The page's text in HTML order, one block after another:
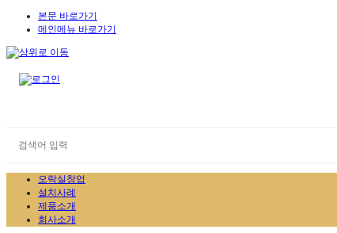
본문 바로가기
메인메뉴 바로가기
오락실창업
설치사례
제품소개
회사소개